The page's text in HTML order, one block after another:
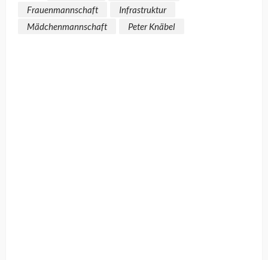
Frauenmannschaft
Infrastruktur
Mädchenmannschaft
Peter Knäbel